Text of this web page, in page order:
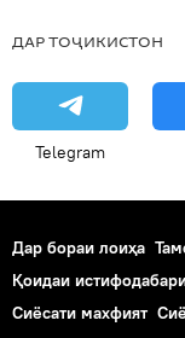
ДАР ТОҶИКИСТОН
Telegram
Дар бораи лоиҳа
Қоидаи
Сиёсати махфият